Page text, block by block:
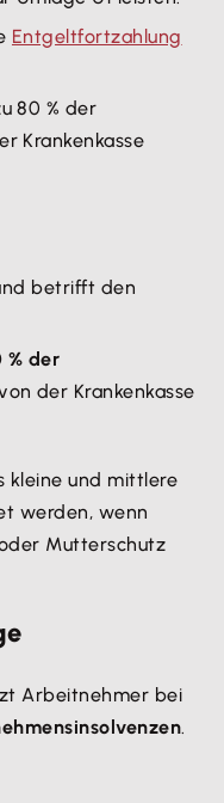
Entgeltfortzahlung
80 % der
Krankenkasse
betrifft den
% der
der Krankenkasse
kleine und mittlere
werden, wenn
Mutterschutz
Arbeitnehmer bei
.